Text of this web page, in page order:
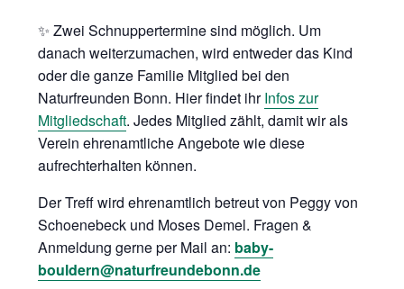
✨ Zwei Schnuppertermine sind möglich. Um
danach weiterzumachen, wird entweder das Kind
oder die ganze Familie Mitglied bei den
Naturfreunden Bonn. Hier findet ihrInfos zur
Mitgliedschaft. Jedes Mitglied zählt, damit wir als
Verein ehrenamtliche Angebote wie diese
aufrechterhalten können.
Der Treff wird ehrenamtlich betreut von Peggy von
Schoenebeck und Moses Demel. Fragen &
Anmeldung gerne per Mail an: baby-
bouldern@naturfreundebonn.de